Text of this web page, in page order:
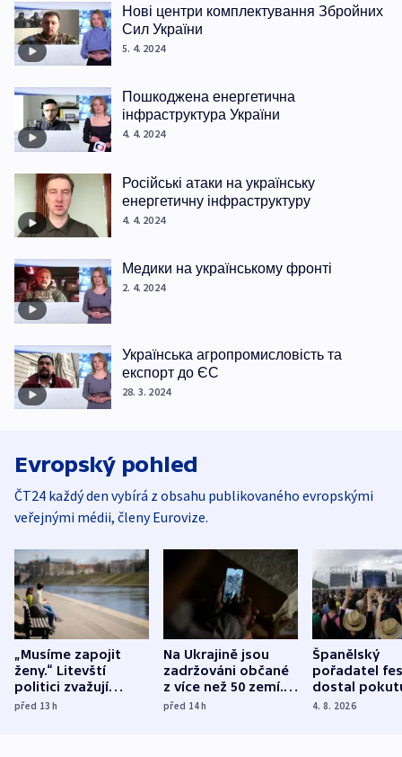
Нові центри комплектування Збройних
Сил України
5. 4. 2024
Пошкоджена енергетична
інфраструктура України
4. 4. 2024
Російські атаки на українську
енергетичну інфраструктуру
4. 4. 2024
Медики на українському фронті
2. 4. 2024
Українська агропромисловість та
експорт до ЄС
28. 3. 2024
Evropský pohled
ČT24 každý den vybírá z obsahu publikovaného evropskými
veřejnými médii, členy Eurovize.
„Musíme zapojit
ženy.“ Litevští
politici zvažují
dohodu o
před 13h
Na Ukrajině jsou
zadržováni občané
z více než 50 zemí.
Bojovali na straně
před 14h
Španělský
pořadatel
dostal
nekalé
4. 8. 2026